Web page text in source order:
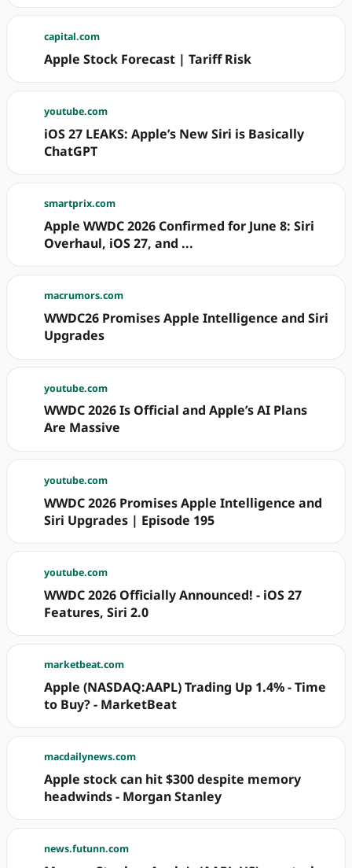
capital.com
Apple Stock Forecast | Tariff Risk
youtube.com
iOS 27 LEAKS: Apple’s New Siri is Basically
ChatGPT
smartprix.com
Apple WWDC 2026 Confirmed for June 8: Siri
Overhaul, iOS 27, and ...
macrumors.com
WWDC26 Promises Apple Intelligence and Siri
Upgrades
youtube.com
WWDC 2026 Is Official and Apple’s AI Plans
Are Massive
youtube.com
WWDC 2026 Promises Apple Intelligence and
Siri Upgrades | Episode 195
youtube.com
WWDC 2026 Officially Announced! - iOS 27
Features, Siri 2.0
marketbeat.com
Apple (NASDAQ:AAPL) Trading Up 1.4% - Time
to Buy? - MarketBeat
macdailynews.com
Apple stock can hit $300 despite memory
headwinds - Morgan Stanley
news.futunn.com